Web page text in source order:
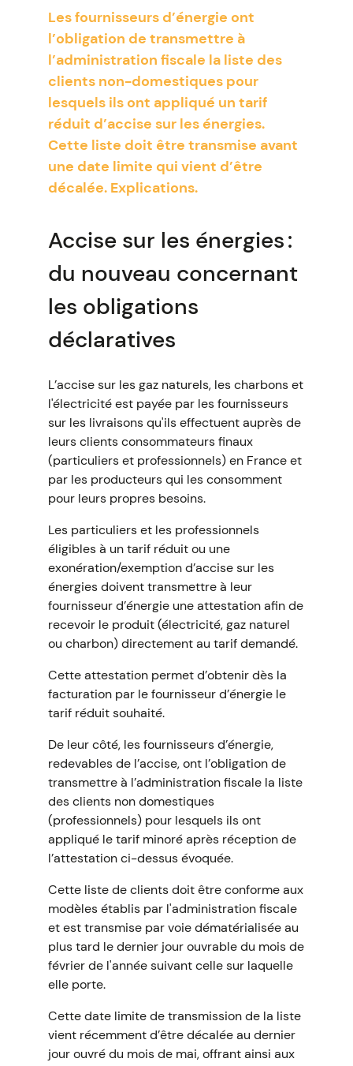
Les fournisseurs d’énergie ont
l’obligation de transmettre à
l’administration fiscale la liste des
clients non-domestiques pour
lesquels ils ont appliqué un tarif
réduit d’accise sur les énergies.
Cette liste doit être transmise avant
une date limite qui vient d’être
décalée. Explications.
Accise sur les énergies :
du nouveau concernant
les obligations
déclaratives
L’accise sur les gaz naturels, les charbons et
l'électricité est payée par les fournisseurs
sur les livraisons qu'ils effectuent auprès de
leurs clients consommateurs finaux
(particuliers et professionnels) en France et
par les producteurs qui les consomment
pour leurs propres besoins.
Les particuliers et les professionnels
éligibles à un tarif réduit ou une
exonération/exemption d’accise sur les
énergies doivent transmettre à leur
fournisseur d’énergie une attestation afin de
recevoir le produit (électricité, gaz naturel
ou charbon) directement au tarif demandé.
Cette attestation permet d’obtenir dès la
facturation par le fournisseur d’énergie le
tarif réduit souhaité.
De leur côté, les fournisseurs d’énergie,
redevables de l’accise, ont l’obligation de
transmettre à l’administration fiscale la liste
des clients non domestiques
(professionnels) pour lesquels ils ont
appliqué le tarif minoré après réception de
l’attestation ci-dessus évoquée.
Cette liste de clients doit être conforme aux
modèles établis par l'administration fiscale
et est transmise par voie dématérialisée au
plus tard le dernier jour ouvrable du mois de
février de l'année suivant celle sur laquelle
elle porte.
Cette date limite de transmission de la liste
vient récemment d’être décalée au dernier
jour ouvré du mois de mai, offrant ainsi aux